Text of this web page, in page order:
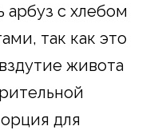
арбуз с хлебом
так как это
живота
для